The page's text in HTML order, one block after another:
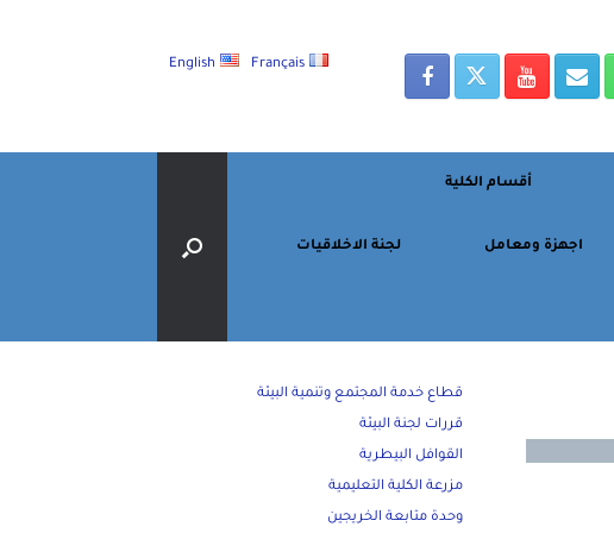
English Français
أقسام الكلية
اجهزة ومعامل لجنة الاخلاقيات
قطاع خدمة المجتمع وتنمية البيئة
قررات لجنة البيئة
القوافل البيطرية
مزرعة الكلية التعليمية
وحدة متابعة الخريجين